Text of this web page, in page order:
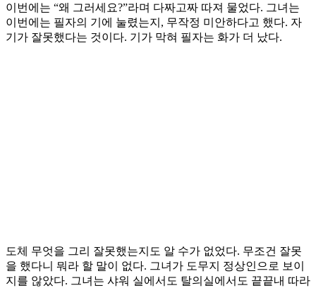
이번에는 “왜 그러세요?”라며 다짜고짜 따져 물었다. 그녀는
이번에는 필자의 기에 눌렸는지, 무작정 미안하다고 했다. 자
기가 잘못했다는 것이다. 기가 막혀 필자는 화가 더 났다.
도체 무엇을 그리 잘못했는지도 알 수가 없었다. 무조건 잘못
을 했다니 뭐라 할 말이 없다. 그녀가 도무지 정상인으로 보이
지를 않았다. 그녀는 샤워 실에서도 탈의실에서도 끝끝내 따라